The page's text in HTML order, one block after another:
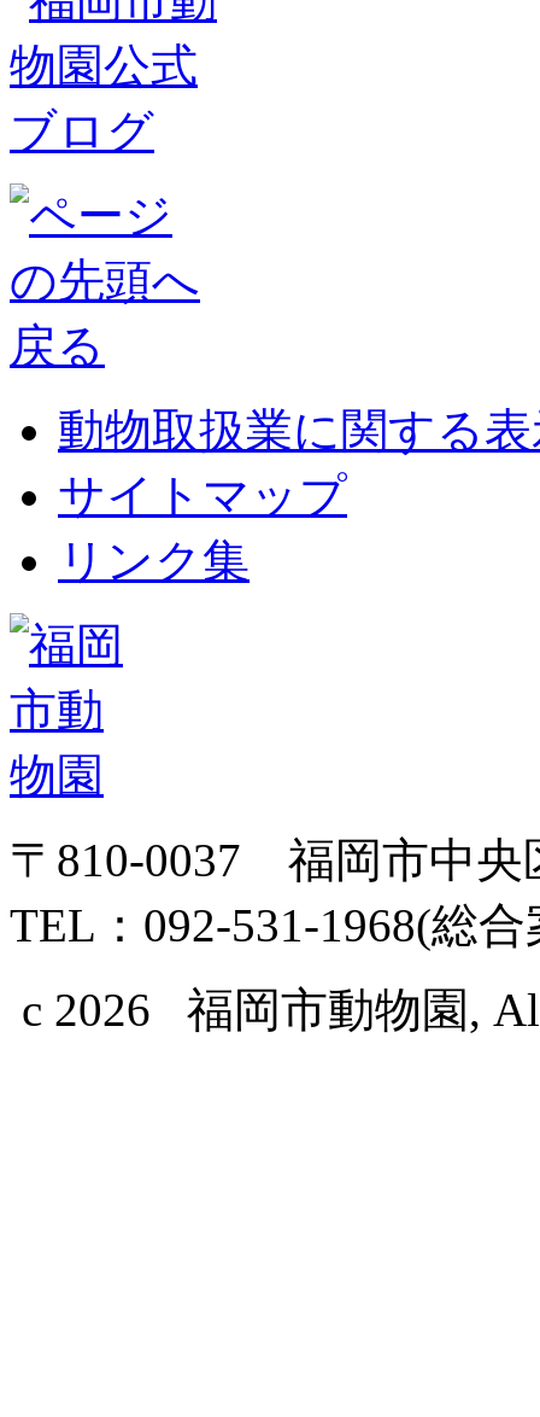
動物取扱業に関する
サイトマップ
リンク集
〒810-0037 福岡市中央
TEL：092-531-1968(総
c 2026 福岡市動物園,